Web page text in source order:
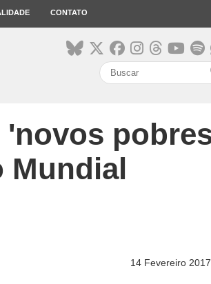
CONTATO
'novos
Mundial
14 Fevereiro 2017